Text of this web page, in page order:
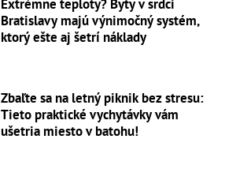
Extrémne teploty? Byty v srdci
Bratislavy majú výnimočný systém,
ktorý ešte aj šetrí náklady
Zbaľte sa na letný piknik bez stresu:
Tieto praktické vychytávky vám
ušetria miesto v batohu!